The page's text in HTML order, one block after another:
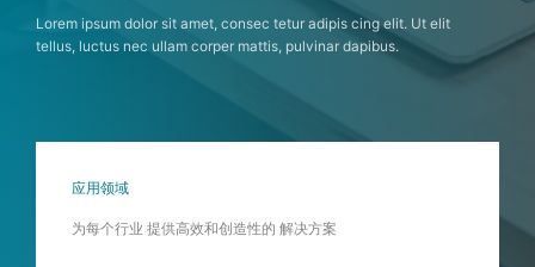
Lorem ipsum dolor sit amet, consec tetur adipis cing elit. Ut elit
tellus, luctus nec ullam corper mattis, pulvinar dapibus.
应用领域
为每个行业 提供高效和创造性的 解决方案